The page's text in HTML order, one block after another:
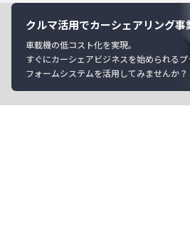
クルマ活用でカーシェアリング事
車載機の低コスト化を実現。
すぐにカーシェアビジネスを始められる
フォームシステムを活用してみませんか？